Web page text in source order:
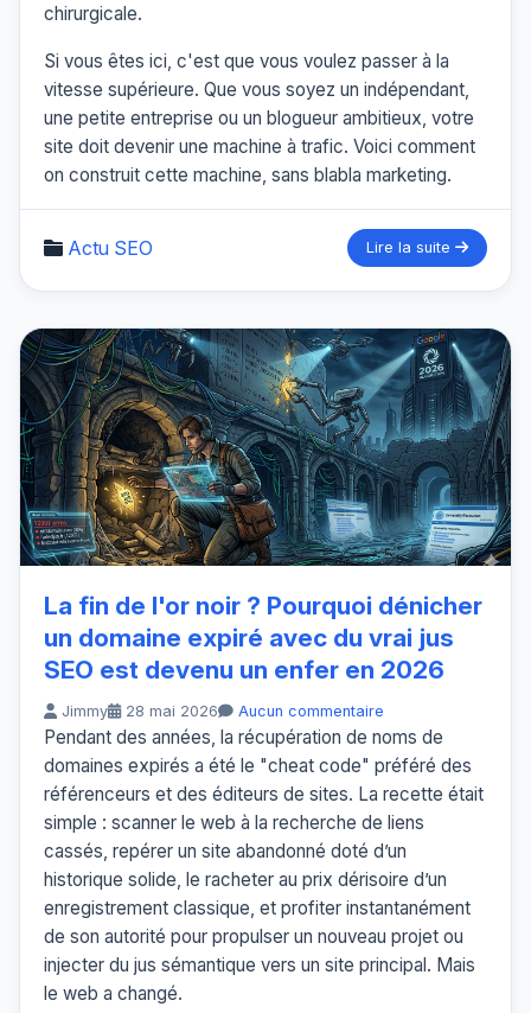
chirurgicale.
Si vous êtes ici, c'est que vous voulez passer à la
vitesse supérieure. Que vous soyez un indépendant,
une petite entreprise ou un blogueur ambitieux, votre
site doit devenir une machine à trafic. Voici comment
on construit cette machine, sans blabla marketing.
Actu SEO Lire la suite
La fin de l'or noir ? Pourquoi dénicher
un domaine expiré avec du vrai jus
SEO est devenu un enfer en 2026
Jimmy 28 mai 2026 Aucun commentaire
Pendant des années, la récupération de noms de
domaines expirés a été le "cheat code" préféré des
référenceurs et des éditeurs de sites. La recette était
simple : scanner le web à la recherche de liens
cassés, repérer un site abandonné doté d’un
historique solide, le racheter au prix dérisoire d’un
enregistrement classique, et profiter instantanément
de son autorité pour propulser un nouveau projet ou
injecter du jus sémantique vers un site principal. Mais
le web a changé.